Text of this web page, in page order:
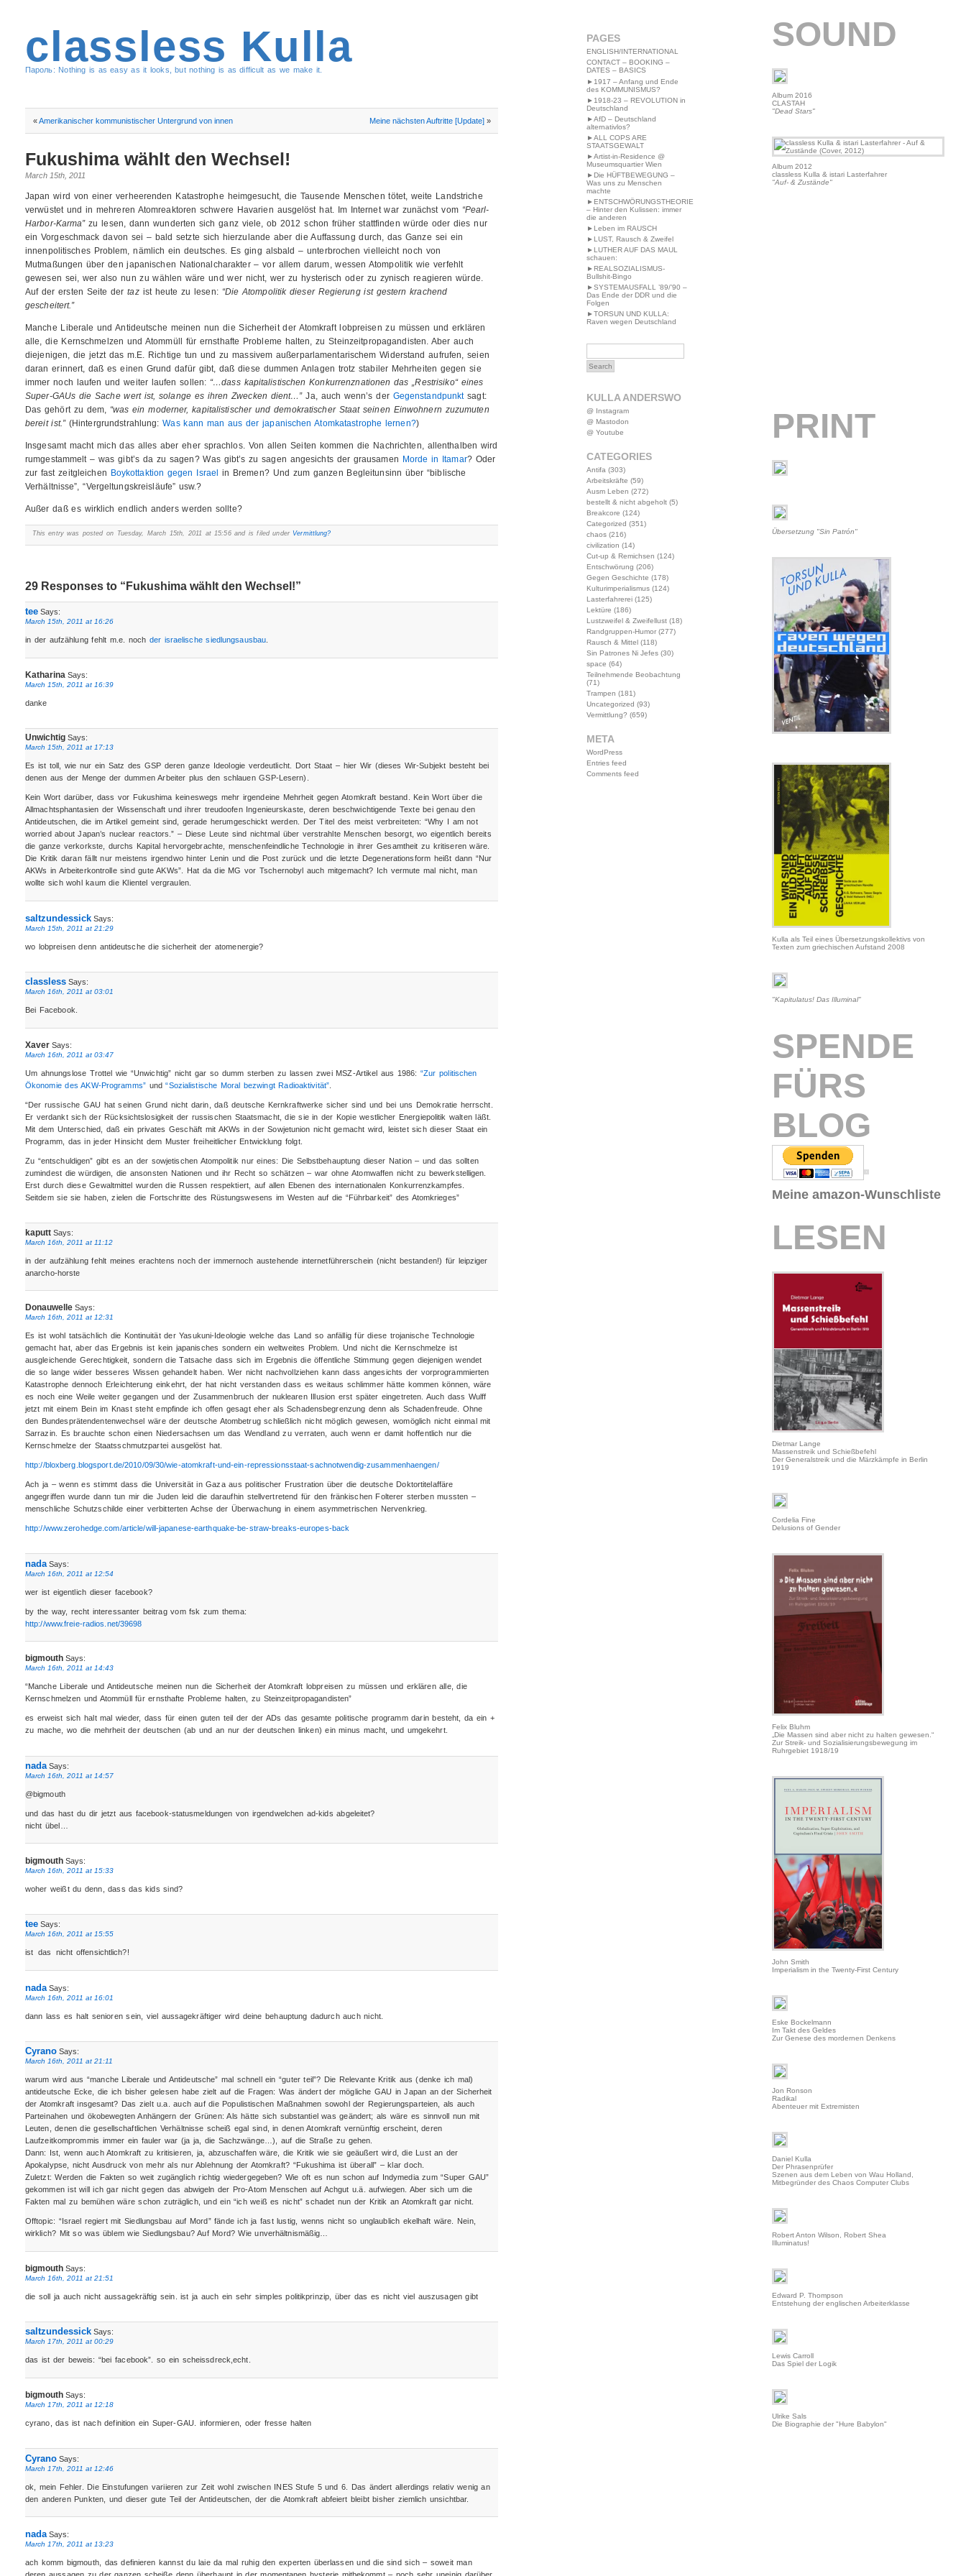
classless Kulla
Пароль: Nothing is as easy as it looks, but nothing is as difficult as we make it.
«Amerikanischer kommunistischer Untergrund von innen Meine nächsten Auftritte [Update]»
Fukushima wählt den Wechsel!
March 15th, 2011
Japan wird von einer verheerenden Katastrophe heimgesucht, die Tausende Menschen tötet, weite Landstriche
verwüstet und in mehreren Atomreaktoren schwere Havarien ausgelöst hat. Im Internet war zunächst vom “Pearl-
Harbor-Karma”zu lesen, dann wunderten sich ganz viele, ob 2012 schon früher stattfinden würde oder dies nur
ein Vorgeschmack davon sei – bald setzte sich hierzulande aber die Auffassung durch, das Ganze sei ein
innenpolitisches Problem, nämlich ein deutsches. Es ging alsbald – unterbrochen vielleicht noch von
Mutmaßungen über den japanischen Nationalcharakter – vor allem darum, wessen Atompolitik wie verfehlt
gewesen sei, wer also nun zu wählen wäre und wer nicht, wer zu hysterisch oder zu zynisch reagieren würde.
Auf der ersten Seite dertazist heute zu lesen: “Die Atompolitik dieser Regierung ist gestern krachend
gescheitert.”
Manche Liberale und Antideutsche meinen nun die Sicherheit der Atomkraft lobpreisen zu müssen und erklären
alle, die Kernschmelzen und Atommüll für ernsthafte Probleme halten, zu Steinzeitpropagandisten. Aber auch
diejenigen, die jetzt das m.E. Richtige tun und zu massivem außerparlamentarischem Widerstand aufrufen, seien
daran erinnert, daß es einen Grund dafür gibt, daß diese dummen Anlagen trotz stabiler Mehrheiten gegen sie
immer noch laufen und weiter laufen sollen: “…dass kapitalistischen Konkurrenznationen das „Restrisiko“ eines
Super-GAUs die Sache wert ist, solange es ihren Zwecken dient…”Ja, auch wenn’s der Gegenstandpunktsagt:
Das gehört zu dem, “was ein moderner, kapitalistischer und demokratischer Staat seinen Einwohnern zuzumuten
bereit ist.”(Hintergrundstrahlung:Was kann man aus der japanischen Atomkatastrophe lernen?)
Insgesamt macht mich das alles aber eher sprachlos. Von allen Seiten kommen die Nachrichten, allenthalben wird
rumgestammelt – was gibt’s da zu sagen? Was gibt’s zu sagen angesichts der grausamen Morde in Itamar? Oder
zur fast zeitgleichen Boykottaktion gegen Israel
in Bremen? Und zum ganzen Begleitunsinn über “biblische
Verhältnisse”, “Vergeltungskreisläufe” usw.?
Außer daß es wirklich endlich anders werden sollte?
This entry was posted on Tuesday, March 15th, 2011 at 15:56 and is filed underVermittlung?
29 Responses to “Fukushima wählt den Wechsel!”
teeSays:
March 15th, 2011 at 16:26
in der aufzählung fehlt m.e. noch der israelische siedlungsausbau
Katharina Says:
March 15th, 2011 at 16:39
danke
UnwichtigSays:
March 15th, 2011 at 17:13
Es ist toll, wie nur ein Satz des GSP deren ganze Ideologie verdeutlicht. Dort Staat – hier Wir (dieses Wir-Subjekt besteht bei
denen aus der Menge der dummen Arbeiter plus den schlauen GSP-Lesern).
Kein Wort darüber, dass vor Fukushima keineswegs mehr irgendeine Mehrheit gegen Atomkraft bestand. Kein Wort über die
Allmachtsphantasien der Wissenschaft und ihrer treudoofen Ingenieurskaste, deren beschwichtigende Texte bei genau den
Antideutschen, die im Artikel gemeint sind, gerade herumgeschickt werden. Der Titel des meist verbreiteten: “Why I am not
worried about Japan’s nuclear reactors.” – Diese Leute sind nichtmal über verstrahlte Menschen besorgt, wo eigentlich bereits
die ganze verkorkste, durchs Kapital hervorgebrachte, menschenfeindliche Technologie in ihrer Gesamtheit zu kritiseren wäre.
Die Kritik daran fällt nur meistens irgendwo hinter Lenin und die Post zurück und die letzte Degenerationsform heißt dann “Nur
AKWs in Arbeiterkontrolle sind gute AKWs”. Hat da die MG vor Tschernobyl auch mitgemacht? Ich vermute mal nicht, man
wollte sich wohl kaum die Klientel vergraulen.
saltzundessickSays:
March 15th, 2011 at 21:29
wo lobpreisen denn antideutsche die sicherheit der atomenergie?
classlessSays:
March 16th, 2011 at 03:01
Bei Facebook.
XaverSays:
March 16th, 2011 at 03:47
Um ahnungslose Trottel wie “Unwichtig” nicht gar so dumm sterben zu lassen zwei MSZ-Artikel aus 1986:“Zur politischen
Ökonomie des AKW-Programms”und“Sozialistische Moral bezwingt Radioaktivität”.
“Der russische GAU hat seinen Grund nicht darin, daß deutsche Kernkraftwerke sicher sind und bei uns Demokratie herrscht.
Er verdankt sich der Rücksichtslosigkeit der russischen Staatsmacht, die sie in der Kopie westlicher Energiepolitik walten läßt.
Mit dem Unterschied, daß ein privates Geschäft mit AKWs in der Sowjetunion nicht gemacht wird, leistet sich dieser Staat ein
Programm, das in jeder Hinsicht dem Muster freiheitlicher Entwicklung folgt.
Zu “entschuldigen” gibt es an der sowjetischen Atompolitik nur eines: Die Selbstbehauptung dieser Nation – und das sollten
zumindest die würdigen, die ansonsten Nationen und ihr Recht so schätzen – war ohne Atomwaffen nicht zu bewerkstelligen.
Erst durch diese Gewaltmittel wurden die Russen respektiert, auf allen Ebenen des internationalen Konkurrenzkampfes.
Seitdem sie sie haben, zielen die Fortschritte des Rüstungswesens im Westen auf die “Führbarkeit” des Atomkrieges”
kaputtSays:
March 16th, 2011 at 11:12
in der aufzählung fehlt meines erachtens noch der immernoch austehende internetführerschein (nicht bestanden!) für leipziger
anarcho-horste
DonauwelleSays:
March 16th, 2011 at 12:31
Es ist wohl tatsächlich die Kontinuität der Yasukuni-Ideologie welche das Land so anfällig für diese trojanische Technologie
gemacht hat, aber das Ergebnis ist kein japanisches sondern ein weltweites Problem. Und nicht die Kernschmelze ist
ausgleichende Gerechtigkeit, sondern die Tatsache dass sich im Ergebnis die öffentliche Stimmung gegen diejenigen wendet
die so lange wider besseres Wissen gehandelt haben. Wer nicht nachvollziehen kann dass angesichts der vorprogrammierten
Katastrophe dennoch Erleichterung einkehrt, der hat nicht verstanden dass es weitaus schlimmer hätte kommen können, wäre
es noch eine Weile weiter gegangen und der Zusammenbruch der nuklearen Illusion erst später eingetreten. Auch dass Wulff
jetzt mit einem Bein im Knast steht empfinde ich offen gesagt eher als Schadensbegrenzung denn als Schadenfreude. Ohne
den Bundesprätendentenwechsel wäre der deutsche Atombetrug schließlich nicht möglich gewesen, womöglich nicht einmal mit
Sarrazin. Es brauchte schon einen Niedersachsen um das Wendland zu verraten, auch wenn er damit hoffentlich nur die
Kernschmelze der Staatsschmutzpartei ausgelöst hat.
http://bloxberg.blogsport.de/2010/09/30/wie-atomkraft-und-ein-repressionsstaat-sachnotwendig-zusammenhaengen/
Ach ja – wenn es stimmt dass die Universität in Gaza aus politischer Frustration über die deutsche Doktortitelaffäre
angegriffen wurde dann tun mir die Juden leid die daraufhin stellvertretend für den fränkischen Folterer sterben mussten –
menschliche Schutzschilde einer verbitterten Achse der Überwachung in einem asymmetrischen Nervenkrieg.
http://www.zerohedge.com/article/will-japanese-earthquake-be-straw-breaks-europes-back
nadaSays:
March 16th, 2011 at 12:54
wer ist eigentlich dieser facebook?
by the way, recht interessanter beitrag vom fsk zum thema:
http://www.freie-radios.net/39698
bigmouthSays:
March 16th, 2011 at 14:43
“Manche Liberale und Antideutsche meinen nun die Sicherheit der Atomkraft lobpreisen zu müssen und erklären alle, die
Kernschmelzen und Atommüll für ernsthafte Probleme halten, zu Steinzeitpropagandisten”
es erweist sich halt mal wieder, dass für einen guten teil der der ADs das gesamte politische programm darin besteht, da ein +
zu mache, wo die mehrheit der deutschen (ab und an nur der deutschen linken) ein minus macht, und umgekehrt.
nadaSays:
March 16th, 2011 at 14:57
@bigmouth
und das hast du dir jetzt aus facebook-statusmeldungen von irgendwelchen ad-kids abgeleitet?
nicht übel…
bigmouthSays:
March 16th, 2011 at 15:33
woher weißt du denn, dass das kids sind?
teeSays:
March 16th, 2011 at 15:55
ist das nicht offensichtlich?!
nadaSays:
March 16th, 2011 at 16:01
dann lass es halt senioren sein, viel aussagekräftiger wird deine behauptung dadurch auch nicht.
CyranoSays:
March 16th, 2011 at 21:11
warum wird aus “manche Liberale und Antideutsche” mal schnell ein “guter teil”? Die Relevante Kritik aus (denke ich mal)
antideutsche Ecke, die ich bisher gelesen habe zielt auf die Fragen: Was ändert der mögliche GAU in Japan an der Sicherheit
der Atomkraft insgesamt? Das zielt u.a. auch auf die Populistischen Maßnahmen sowohl der Regierungsparteien, als auch
Parteinahen und ökobewegten Anhängern der Grünen: Als hätte sich substantiel was geändert; als wäre es sinnvoll nun mit
Leuten, denen die gesellschaftlichen Verhältnisse scheiß egal sind, in denen Atomkraft vernünftig erscheint, deren
Laufzeitkomprommis immer ein fauler war (ja ja, die Sachzwänge…), auf die Straße zu gehen.
Dann: Ist, wenn auch Atomkraft zu kritisieren, ja, abzuschaffen wäre, die Kritik wie sie geäußert wird, die Lust an der
Apokalypse, nicht Ausdruck von mehr als nur Ablehnung der Atomkraft? “Fukushima ist überall” – klar doch.
Zuletzt: Werden die Fakten so weit zugänglich richtig wiedergegeben? Wie oft es nun schon auf Indymedia zum “Super GAU”
gekommen ist will ich gar nicht gegen das abwigeln der Pro-Atom Menschen auf Achgut u.ä. aufwiegen. Aber sich um die
Fakten mal zu bemühen wäre schon zuträglich, und ein “ich weiß es nicht” schadet nun der Kritik an Atomkraft gar nicht.
Offtopic: “Israel regiert mit Siedlungsbau auf Mord” fände ich ja fast lustig, wenns nicht so unglaublich ekelhaft wäre. Nein,
wirklich? Mit so was üblem wie Siedlungsbau? Auf Mord? Wie unverhältnismäßig…
bigmouthSays:
March 16th, 2011 at 21:51
die soll ja auch nicht aussagekräftig sein. ist ja auch ein sehr simples politikprinzip, über das es nicht viel auszusagen gibt
saltzundessickSays:
March 17th, 2011 at 00:29
das ist der beweis: “bei facebook”. so ein scheissdreck,echt.
bigmouthSays:
March 17th, 2011 at 12:18
cyrano, das ist nach definition ein Super-GAU. informieren, oder fresse halten
CyranoSays:
March 17th, 2011 at 12:46
ok, mein Fehler. Die Einstufungen variieren zur Zeit wohl zwischen INES Stufe 5 und 6. Das ändert allerdings relativ wenig an
den anderen Punkten, und dieser gute Teil der Antideutschen, der die Atomkraft abfeiert bleibt bisher ziemlich unsichtbar.
nadaSays:
March 17th, 2011 at 13:23
ach komm bigmouth, das definieren kannst du laie da mal ruhig den experten überlassen und die sind sich – soweit man
PAGES
ENGLISH/INTERNATIONAL
CONTACT – BOOKING –
DATES – BASICS
►1917 – Anfang und Ende
des KOMMUNISMUS?
►1918-23 – REVOLUTION in
Deutschland
►AfD – Deutschland
alternativlos?
►ALL COPS ARE
STAATSGEWALT
►Artist-in-Residence @
Museumsquartier Wien
►Die HÜFTBEWEGUNG –
Was uns zu Menschen
machte
►ENTSCHWÖRUNGSTHEORIE
– Hinter den Kulissen: immer
die anderen
►Leben im RAUSCH
►LUST, Rausch & Zweifel
►LUTHER AUF DAS MAUL
schauen:
►REALSOZIALISMUS-
Bullshit-Bingo
►SYSTEMAUSFALL ’89/’90 –
Das Ende der DDR und die
Folgen
►TORSUN UND KULLA:
Raven wegen Deutschland
KULLA ANDERSWO
@ Instagram
@ Mastodon
@ Youtube
CATEGORIES
Antifa (303)
Arbeitskräfte (59)
Ausm Leben (272)
bestellt & nicht abgeholt(5)
Breakcore (124)
Categorized (351)
chaos(216)
civilization (14)
Cut-up & Remichsen (124)
Entschwörung (206)
Gegen Geschichte (178)
Kulturimperialismus(124)
Lasterfahrerei(125)
Lektüre (186)
Lustzweifel & Zweifellust(18)
Randgruppen-Humor(277)
Rausch & Mittel(118)
Sin Patrones Ni Jefes(30)
space (64)
Teilnehmende Beobachtung
(71)
Trampen (181)
Uncategorized (93)
Vermittlung? (659)
META
WordPress
Entries feed
Comments feed
SOUND
Album 2016
CLASTAH
"Dead Stars"
Album 2012
classless Kulla & istari Lasterfahrer
"Auf- & Zustände"
PRINT
Übersetzung "Sin Patrón"
Kulla als Teil eines Übersetzungskollektivs von
Texten zum griechischen Aufstand 2008
"Kapitulatus! Das Illuminal"
SPENDE
FÜRS
BLOG
Meine amazon-Wunschliste
LESEN
Dietmar Lange
Massenstreik und Schießbefehl
Der Generalstreik und die Märzkämpfe in Berlin
1919
Cordelia Fine
Delusions of Gender
Felix Bluhm
„Die Massen sind aber nicht zu halten gewesen.“
Zur Streik- und Sozialisierungsbewegung im
Ruhrgebiet 1918/19
John Smith
Imperialism in the Twenty-First Century
Eske Bockelmann
Im Takt des Geldes
Zur Genese des mordernen Denkens
Jon Ronson
Radikal
Abenteuer mit Extremisten
Daniel Kulla
Der Phrasenprüfer
Szenen aus dem Leben von Wau Holland,
Mitbegründer des Chaos Computer Clubs
Robert Anton Wilson, Robert Shea
Illuminatus!
Edward P. Thompson
Entstehung der englischen Arbeiterklasse
Lewis Carroll
Das Spiel der Logik
Ulrike Sals
Die Biographie der "Hure Babylon"